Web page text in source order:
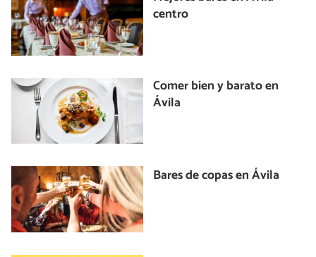
centro
Comer bien y barato en
Ávila
Bares de copas en Ávila